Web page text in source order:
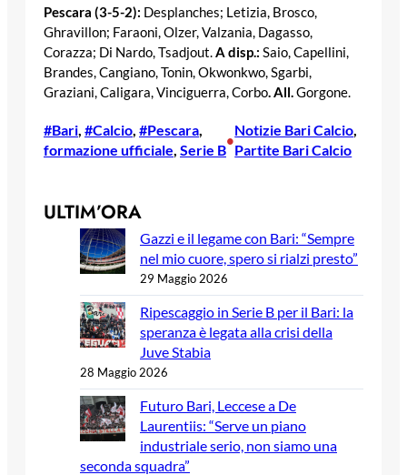
Pescara (3-5-2): Desplanches; Letizia, Brosco,
Ghravillon; Faraoni, Olzer, Valzania, Dagasso,
Corazza; Di Nardo, Tsadjout.A disp.: Saio, Capellini,
Brandes, Cangiano, Tonin, Okwonkwo, Sgarbi,
Graziani, Caligara, Vinciguerra, Corbo. All.Gorgone.
#Bari, #Calcio, #Pescara
formazione ufficiale, Serie B
•
Notizie Bari Calcio
Partite Bari Calcio
ULTIM’ORA
Gazzi e il legame con Bari: “Sempre
nel mio cuore, spero si rialzi presto”
29 Maggio 2026
Ripescaggio in Serie B per il Bari: la
speranza è legata alla crisi della
Juve Stabia
28 Maggio 2026
Futuro Bari, Leccese a De
Laurentiis: “Serve un piano
industriale serio, non siamo una
seconda squadra”